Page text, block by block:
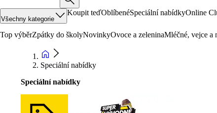
Všechny kategorie
Koupit teďOblíbenéSpeciální nabídkyOnline
Top výběrZpátky do školyNovinkyOvoce a zeleninaMléčné, vejce a
Speciální nabídky
Speciální nabídky